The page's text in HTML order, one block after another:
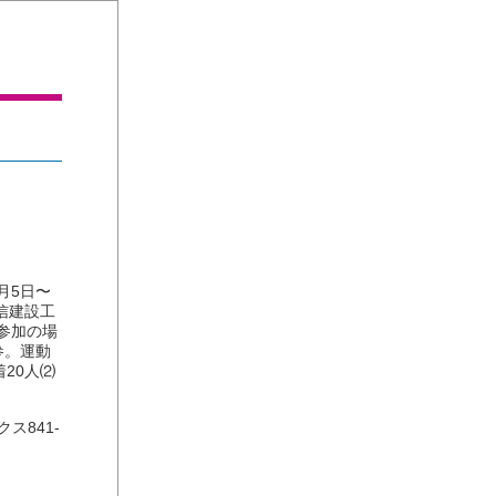
5日〜
建設工
加の場
運動
20人⑵
ス841-